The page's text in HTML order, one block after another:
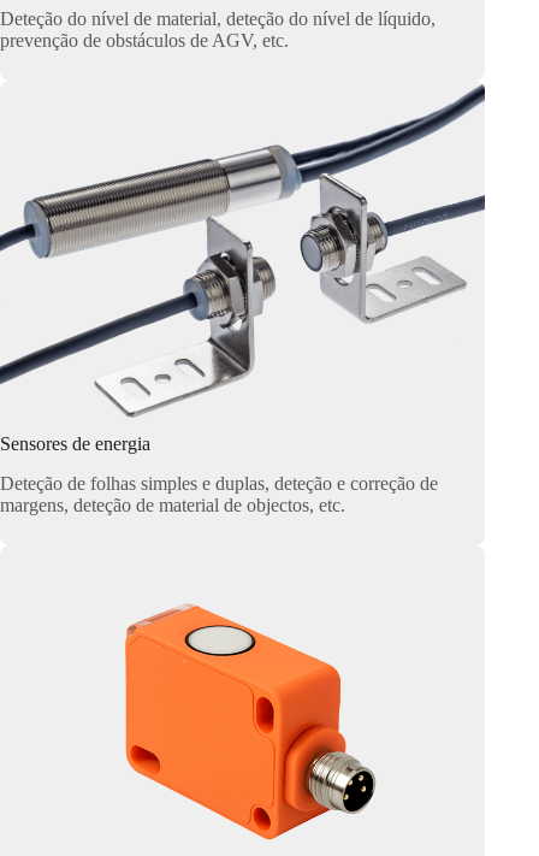
Deteção do nível de material, deteção do nível de líquido,
prevenção de obstáculos de AGV, etc.
Sensores de energia
Deteção de folhas simples e duplas, deteção e correção de
margens, deteção de material de objectos, etc.